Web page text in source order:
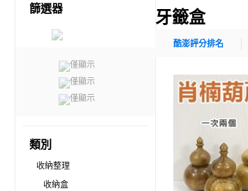
篩選器
僅顯示
僅顯示
僅顯示
類別
收納整理
收納盒
牙籤盒
酷澎評分排名